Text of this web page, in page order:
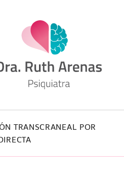
TRANSCRANEAL POR